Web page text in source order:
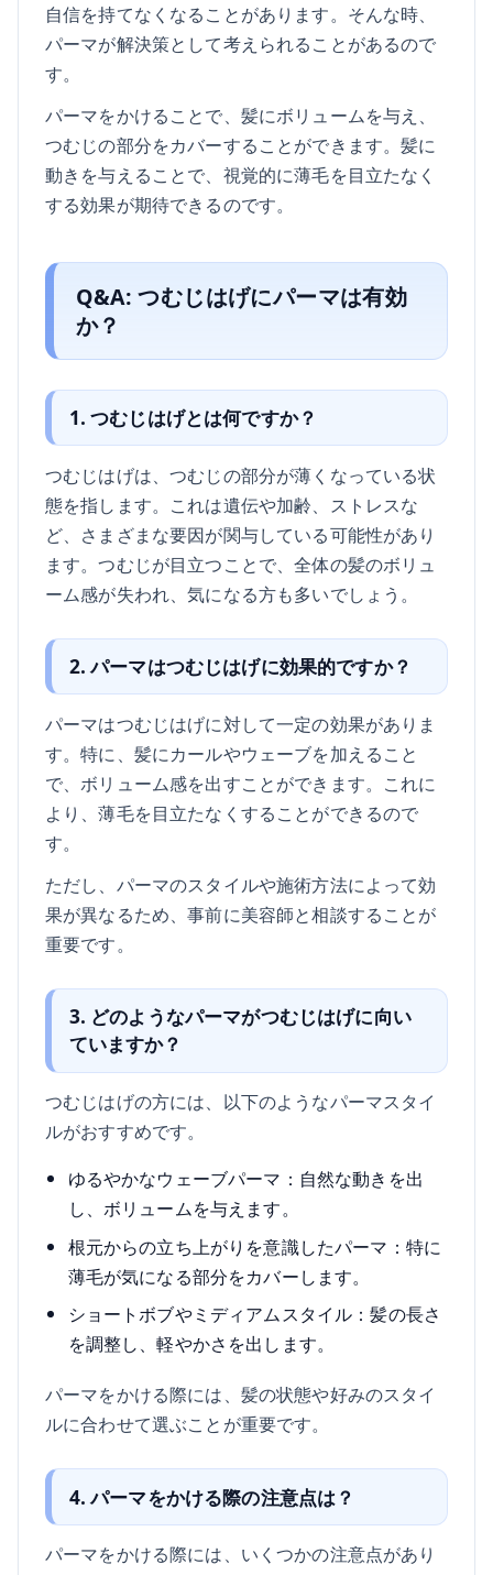
自信を持てなくなることがあります。そんな時、
パーマが解決策として考えられることがあるので
す。
パーマをかけることで、髪にボリュームを与え、
つむじの部分をカバーすることができます。髪に
動きを与えることで、視覚的に薄毛を目立たなく
する効果が期待できるのです。
Q&A: つむじはげにパーマは有効
か？
1. つむじはげとは何ですか？
つむじはげは、つむじの部分が薄くなっている状
態を指します。これは遺伝や加齢、ストレスな
ど、さまざまな要因が関与している可能性があり
ます。つむじが目立つことで、全体の髪のボリュ
ーム感が失われ、気になる方も多いでしょう。
2. パーマはつむじはげに効果的ですか？
パーマはつむじはげに対して一定の効果がありま
す。特に、髪にカールやウェーブを加えること
で、ボリューム感を出すことができます。これに
より、薄毛を目立たなくすることができるので
す。
ただし、パーマのスタイルや施術方法によって効
果が異なるため、事前に美容師と相談することが
重要です。
3. どのようなパーマがつむじはげに向い
ていますか？
つむじはげの方には、以下のようなパーマスタイ
ルがおすすめです。
ゆるやかなウェーブパーマ：自然な動きを出
し、ボリュームを与えます。
根元からの立ち上がりを意識したパーマ：特に
薄毛が気になる部分をカバーします。
ショートボブやミディアムスタイル：髪の長さ
を調整し、軽やかさを出します。
パーマをかける際には、髪の状態や好みのスタイ
ルに合わせて選ぶことが重要です。
4. パーマをかける際の注意点は？
パーマをかける際には、いくつかの注意点があり